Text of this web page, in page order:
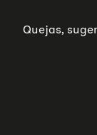
Quejas,